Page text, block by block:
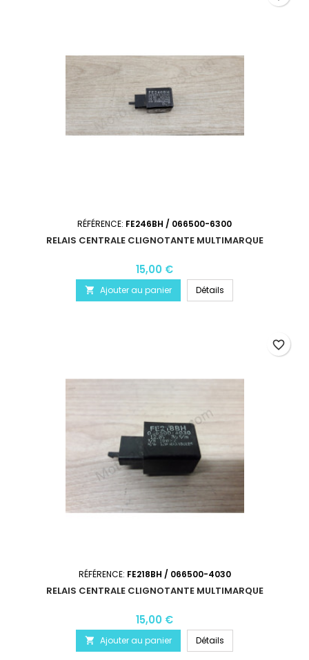
RÉFÉRENCE: FE246BH / 066500-6300
RELAIS CENTRALE CLIGNOTANTE MULTIMARQUE
15,00 €
 Ajouter au panier Détails
RÉFÉRENCE: FE218BH / 066500-4030
RELAIS CENTRALE CLIGNOTANTE MULTIMARQUE
15,00 €
 Ajouter au panier Détails
favorite_border